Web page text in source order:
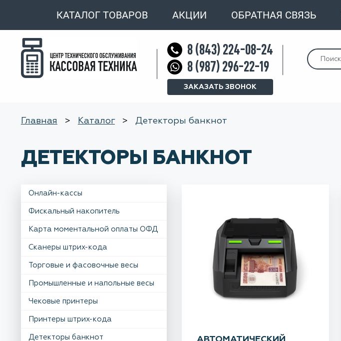
КАТАЛОГ ТОВАРОВ АКЦИИ ОБРАТНАЯ СВЯЗЬ
8 (843) 224-08-24
8 (987) 296-22-19
ЗАКАЗАТЬ ЗВОНОК
Искать:
Главная > Каталог > Детекторы банкнот
ДЕТЕКТОРЫ БАНКНОТ
Онлайн-кассы
Фискальный накопитель
Карта моментальной оплаты ОФД
Сканеры штрих-кода
Торговые и фасовочные весы
Промышленные и напольные весы
Чековые принтеры
Принтеры штрих-кода
Детекторы банкнот